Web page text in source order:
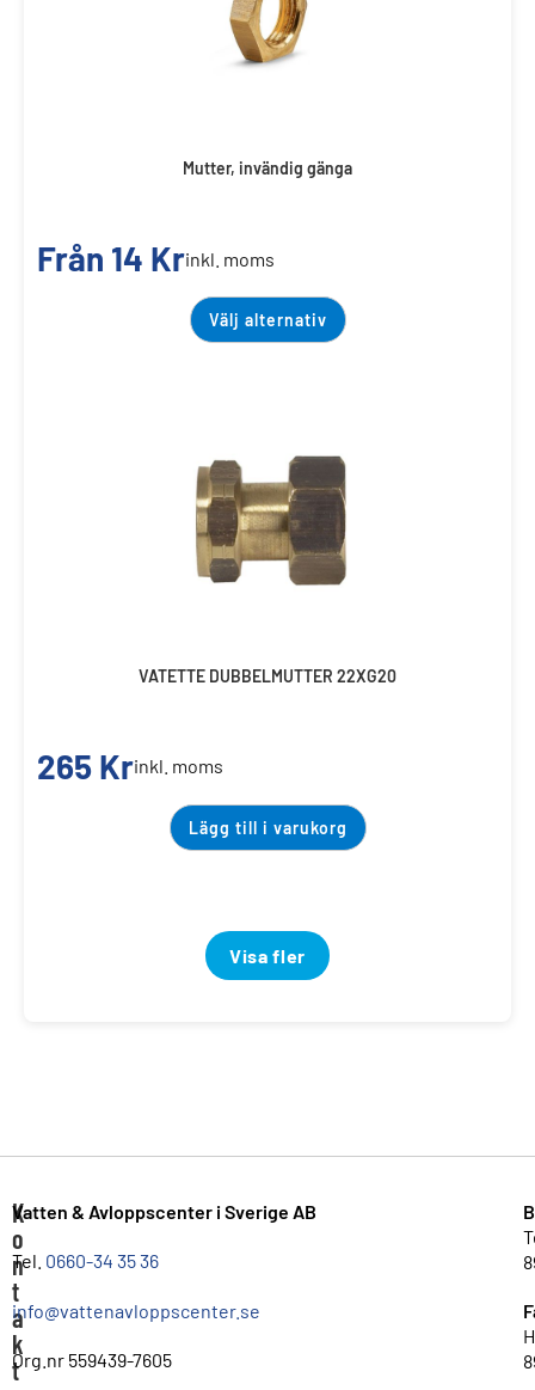
Mutter, invändig gänga
Från 14 Krinkl. moms
Välj alternativ
VATETTE DUBBELMUTTER 22XG20
265 Krinkl. moms
Lägg till i varukorg
Visa fler
K
o
n
t
a
k
t
Vatten & Avloppscenter i Sverige AB
Tel. 0660-34 35 36
info@vattenavloppscenter.se
Org.nr 559439-7605